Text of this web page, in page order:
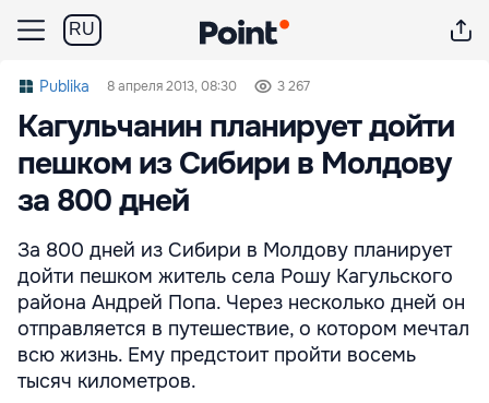
RU
Publika 8 апреля 2013, 08:30 3 267
Кагульчанин планирует дойти
пешком из Сибири в Молдову
за 800 дней
За 800 дней из Сибири в Молдову планирует
дойти пешком житель села Рошу Кагульского
района Андрей Попа. Через несколько дней он
отправляется в путешествие, о котором мечтал
всю жизнь. Ему предстоит пройти восемь
тысяч километров.